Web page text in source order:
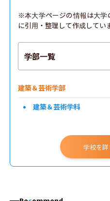
※本大学ページの情報は大学
に引用・整理して作成してい
学部一覧
建築＆芸術学部
建築＆芸術学科
学校を